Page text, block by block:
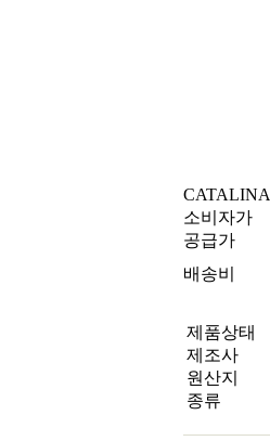
소비자가
공급가
배송비
제품상태
제조사
원산지
종류